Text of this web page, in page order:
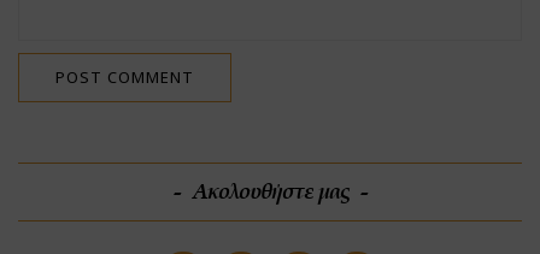
Ακολουθήστε μας